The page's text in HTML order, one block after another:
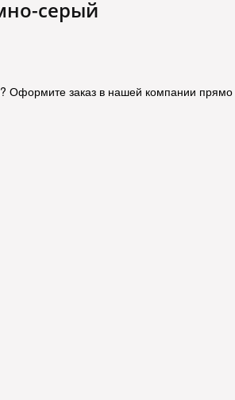
серый
? Оформите заказ в нашей компании прямо